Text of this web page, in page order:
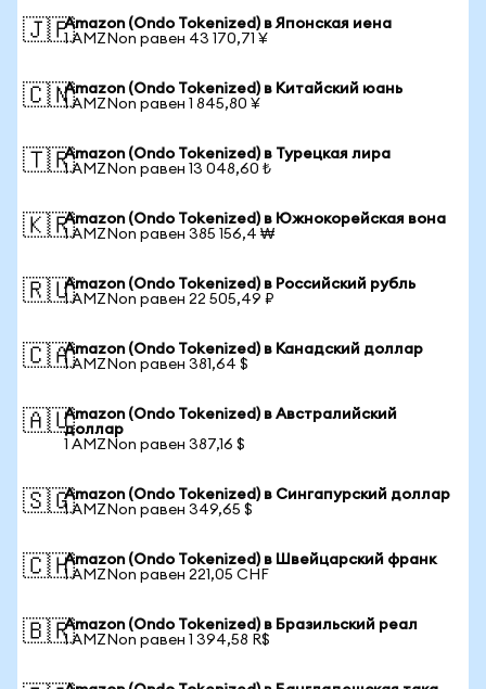
🇯🇵Amazon (Ondo Tokenized) в Японская иена
1 AMZNon равен 43 170,71 ¥
🇨🇳Amazon (Ondo Tokenized) в Китайский юань
1 AMZNon равен 1 845,80 ¥
🇹🇷Amazon (Ondo Tokenized) в Турецкая лира
1 AMZNon равен 13 048,60 ₺
🇰🇷Amazon (Ondo Tokenized) в Южнокорейская вона
1 AMZNon равен 385 156,4 ₩
🇷🇺Amazon (Ondo Tokenized) в Российский рубль
1 AMZNon равен 22 505,49 ₽
🇨🇦Amazon (Ondo Tokenized) в Канадский доллар
1 AMZNon равен 381,64 $
🇦🇺Amazon (Ondo Tokenized) в Австралийский
доллар
1 AMZNon равен 387,16 $
🇸🇬Amazon (Ondo Tokenized) в Сингапурский доллар
1 AMZNon равен 349,65 $
🇨🇭Amazon (Ondo Tokenized) в Швейцарский франк
1 AMZNon равен 221,05 CHF
🇧🇷Amazon (Ondo Tokenized) в Бразильский реал
1 AMZNon равен 1 394,58 R$